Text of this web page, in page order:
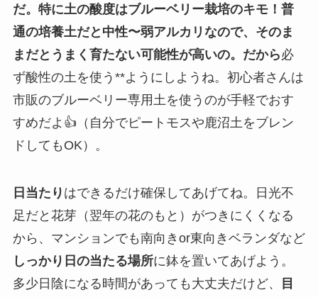
だ。特に土の酸度はブルーベリー栽培のキモ！普
通の培養土だと中性〜弱アルカリなので、そのま
まだとうまく育たない可能性が高いの。だから必
ず酸性の土を使う**ようにしようね。初心者さんは
市販のブルーベリー専用土を使うのが手軽でおす
すめだよ👍（自分でピートモスや鹿沼土をブレン
ドしてもOK）。
日当たり はできるだけ確保してあげてね。日光不
足だと花芽（翌年の花のもと）がつきにくくなる
から、マンションでも南向きor東向きベランダなど
しっかり日の当たる場所に鉢を置いてあげよう。
多少日陰になる時間があっても大丈夫だけど、
目